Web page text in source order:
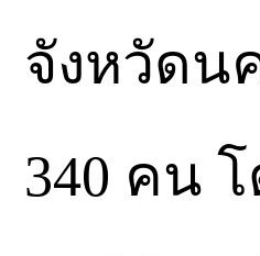
จังหวัดน
340 คน